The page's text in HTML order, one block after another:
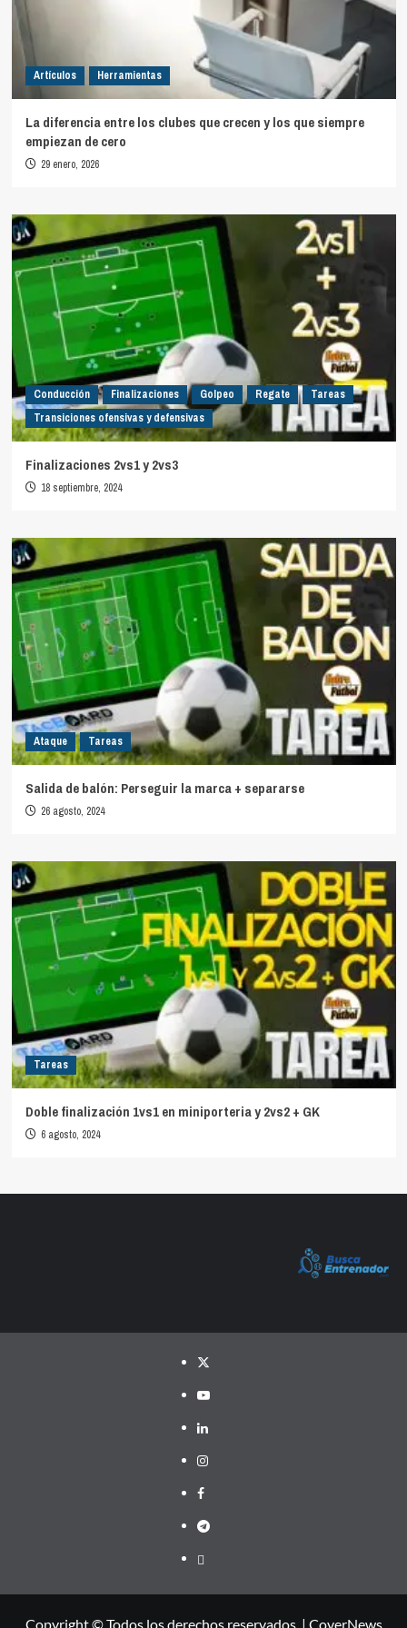
Artículos Herramientas
La diferencia entre los clubes que crecen y los que siempre
empiezan de cero
29 enero, 2026
Conducción Finalizaciones Golpeo Regate
Tareas
Transiciones ofensivas y defensivas
Finalizaciones 2vs1 y 2vs3
18 septiembre, 2024
Ataque Tareas
Salida de balón: Perseguir la marca + separarse
26 agosto, 2024
Tareas
Doble finalización 1vs1 en miniporteria y 2vs2 + GK
6 agosto, 2024
Twitter
YouTube
LinkedIn
Instagram
Facebook
Telegram
PayPal
Copyright © Todos los derechos reservados. | CoverNews